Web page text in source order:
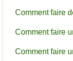
Comment faire
Comment faire
Comment faire